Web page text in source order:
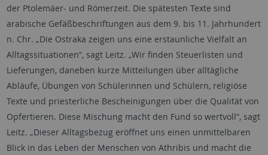
der Ptolemäer- und Römerzeit. Die spätesten Texte sind
arabische Gefäßbeschriftungen aus dem 9. bis 11. Jahrhundert
n. Chr. „Die Ostraka zeigen uns eine erstaunliche Vielfalt an
Alltagssituationen“, sagt Leitz. „Wir finden Steuerlisten und
Lieferungen, daneben kurze Mitteilungen über alltägliche
Abläufe, Übungen von Schülerinnen und Schülern, religiöse
Texte und priesterliche Bescheinigungen über die Qualität von
Opfertieren. Diese Mischung macht den Fund so wertvoll“, sagt
Leitz. „Dieser Alltagsbezug eröffnet uns einen unmittelbaren
Blick in das Leben der Menschen von Athribis und macht die